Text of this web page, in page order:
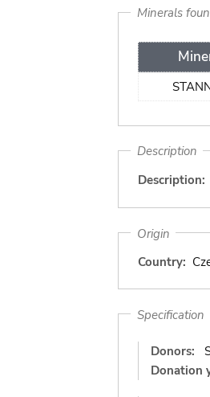
Minerals
Description
Description:
Origin
Country:
Specification
Donors:
Donation